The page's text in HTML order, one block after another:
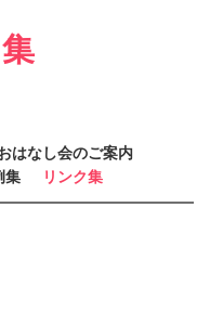
はなし会のご案内
集 リンク集